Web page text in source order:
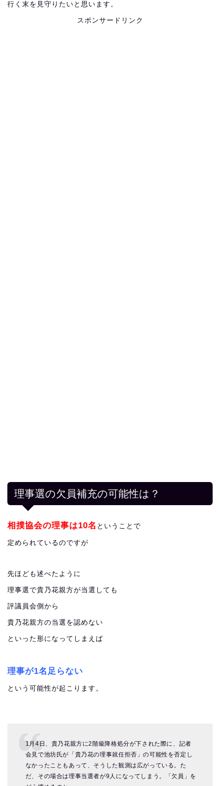
行く末を見守りたいと思います。
スポンサードリンク
理事選の欠員補充の可能性は？
相撲協会の理事は10名 ということで
定められているのですが
先ほども述べたように
理事選で貴乃花親方が当選しても
評議員会側から
貴乃花親方の当選を認めない
といった形になってしまえば
理事が1名足らない
という可能性が起こります。
1月4日、貴乃花親方に2階級降格処分が下された際に、記者
会見で池坊氏が「貴乃花の理事就任拒否」の可能性を否定し
なかったこともあって、そうした観測は広がっている。た
だ、その場合は理事当選者が9人になってしまう。「欠員」を